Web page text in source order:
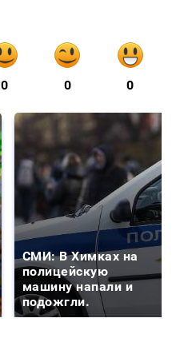
0 0 0
СМИ: В Химках на
полицейскую
машину напали и
подожгли.